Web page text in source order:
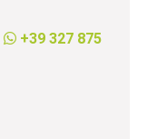
+39 327 875